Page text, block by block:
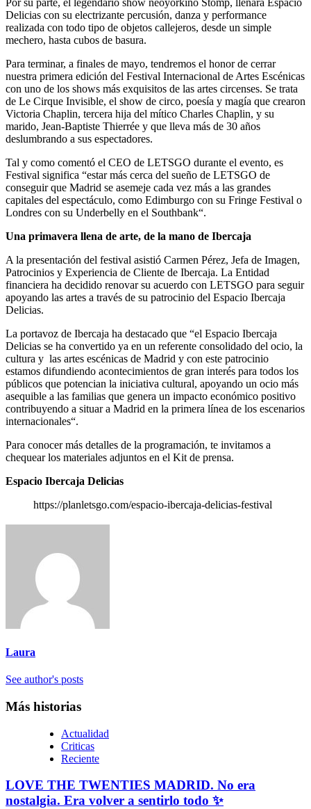
Delicias con su electrizante percusión, danza y performance
realizada con todo tipo de objetos callejeros, desde un simple
mechero, hasta cubos de basura.
Para terminar, a finales de mayo, tendremos el honor de cerrar
nuestra primera edición del Festival Internacional de Artes Escénicas
con uno de los shows más exquisitos de las artes circenses. Se trata
de Le Cirque Invisible, el show de circo, poesía y magía que crearon
Victoria Chaplin, tercera hija del mítico Charles Chaplin, y su
marido, Jean-Baptiste Thierrée y que lleva más de 30 años
deslumbrando a sus espectadores.
Tal y como comentó el CEO de LETSGO durante el evento, es
Festival significa “estar más cerca del sueño de LETSGO de
conseguir que Madrid se asemeje cada vez más a las grandes
capitales del espectáculo, como Edimburgo con su Fringe Festival o
Londres con su Underbelly en el Southbank“.
Una primavera llena de arte, de la mano de Ibercaja
A la presentación del festival asistió Carmen Pérez, Jefa de Imagen,
Patrocinios y Experiencia de Cliente de Ibercaja. La Entidad
financiera ha decidido renovar su acuerdo con LETSGO para seguir
apoyando las artes a través de su patrocinio del Espacio Ibercaja
Delicias.
La portavoz de Ibercaja ha destacado que “el Espacio Ibercaja
Delicias se ha convertido ya en un referente consolidado del ocio, la
cultura y las artes escénicas de Madrid y con este patrocinio
estamos difundiendo acontecimientos de gran interés para todos los
públicos que potencian la iniciativa cultural, apoyando un ocio más
asequible a las familias que genera un impacto económico positivo
contribuyendo a situar a Madrid en la primera línea de los escenarios
internacionales“.
Para conocer más detalles de la programación, te invitamos a
chequear los materiales adjuntos en el Kit de prensa.
Espacio Ibercaja Delicias
https://planletsgo.com/espacio-ibercaja-delicias-festival
Laura
See author's posts
Más historias
Actualidad
Criticas
Reciente
LOVE THE TWENTIES MADRID. No era
nostalgia. Era volver a sentirlo todo ✨